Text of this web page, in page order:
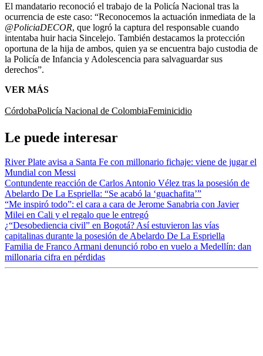
El mandatario reconoció el trabajo de la Policía Nacional tras la
ocurrencia de este caso: “Reconocemos la actuación inmediata de la
@PoliciaDECOR, que logró la captura del responsable cuando
intentaba huir hacia Sincelejo. También destacamos la protección
oportuna de la hija de ambos, quien ya se encuentra bajo custodia de
la Policía de Infancia y Adolescencia para salvaguardar sus
derechos”.
VER MÁS
CórdobaPolicía Nacional de ColombiaFeminicidio
Le puede interesar
River Plate avisa a Santa Fe con millonario fichaje: viene de jugar el
Mundial con Messi
Contundente reacción de Carlos Antonio Vélez tras la posesión de
Abelardo De La Espriella: “Se acabó la ‘guachafita’”
“Me inspiró todo”: el cara a cara de Jerome Sanabria con Javier
Milei en Cali y el regalo que le entregó
¿“Desobediencia civil” en Bogotá? Así estuvieron las vías
capitalinas durante la posesión de Abelardo De La Espriella
Familia de Franco Armani denunció robo en vuelo a Medellín: dan
millonaria cifra en pérdidas